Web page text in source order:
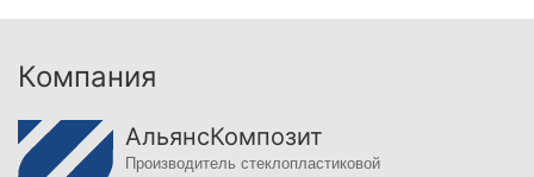
Компания
АльянсКомпозит
Производитель стеклопластиковой